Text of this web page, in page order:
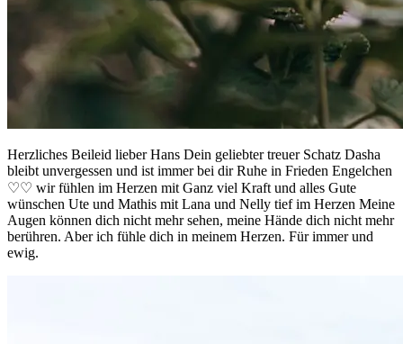
Herzliches Beileid lieber Hans Dein geliebter treuer Schatz Dasha
bleibt unvergessen und ist immer bei dir Ruhe in Frieden Engelchen
♡♡ wir fühlen im Herzen mit Ganz viel Kraft und alles Gute
wünschen Ute und Mathis mit Lana und Nelly tief im Herzen Meine
Augen können dich nicht mehr sehen, meine Hände dich nicht mehr
berühren. Aber ich fühle dich in meinem Herzen. Für immer und
ewig.